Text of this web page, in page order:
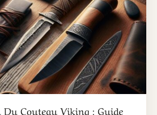
Du Couteau Viking : Guide